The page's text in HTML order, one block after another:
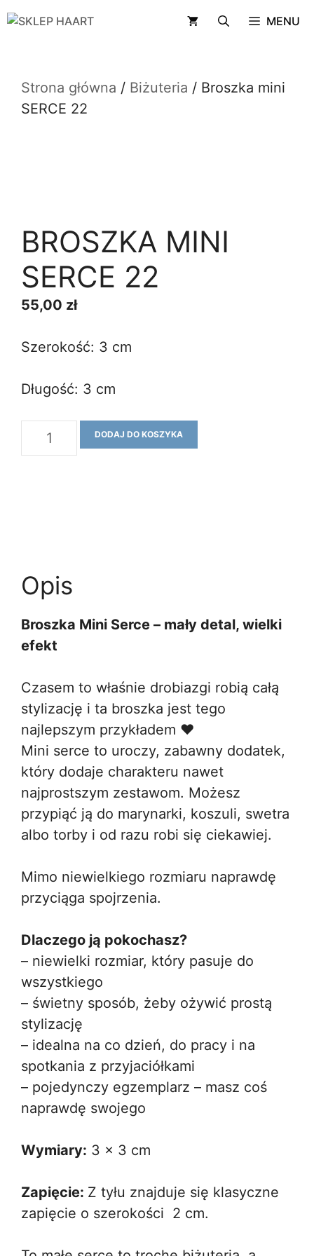
Przejdź
MENU
Strona główna / Biżuteria / Broszka mini
SERCE 22
BROSZKA MINI
SERCE 22
55,00 zł
Szerokość: 3 cm
Długość: 3 cm
ilość
Broszka
DODAJ DO KOSZYKA
Opis
Broszka Mini Serce – mały detal, wielki
efekt
Czasem to właśnie drobiazgi robią całą
stylizację i ta broszka jest tego
najlepszym przykładem ❤️
Mini serce to uroczy, zabawny dodatek,
który dodaje charakteru nawet
najprostszym zestawom. Możesz
przypiąć ją do marynarki, koszuli, swetra
albo torby i od razu robi się ciekawiej.
Mimo niewielkiego rozmiaru naprawdę
przyciąga spojrzenia.
Dlaczego ją pokochasz?
– niewielki rozmiar, który pasuje do
wszystkiego
– świetny sposób, żeby ożywić prostą
stylizację
– idealna na co dzień, do pracy i na
spotkania z przyjaciółkami
– pojedynczy egzemplarz – masz coś
naprawdę swojego
Wymiary: 3 x 3 cm
Zapięcie: Z tyłu znajduje się klasyczne
zapięcie o szerokości 2 cm.